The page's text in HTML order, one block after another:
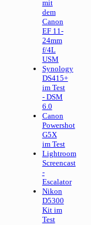
mit
dem
Canon
EF 11-
24mm
f/4L
USM
Synology
DS415+
im Test
- DSM
6.0
Canon
Powershot
G5X
im Test
Lightroom
Screencast
-
Escalator
Nikon
D5300
Kit im
Test